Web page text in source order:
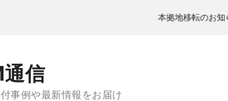
信
事例や最新情報をお届け
本拠地移転のお知らせ